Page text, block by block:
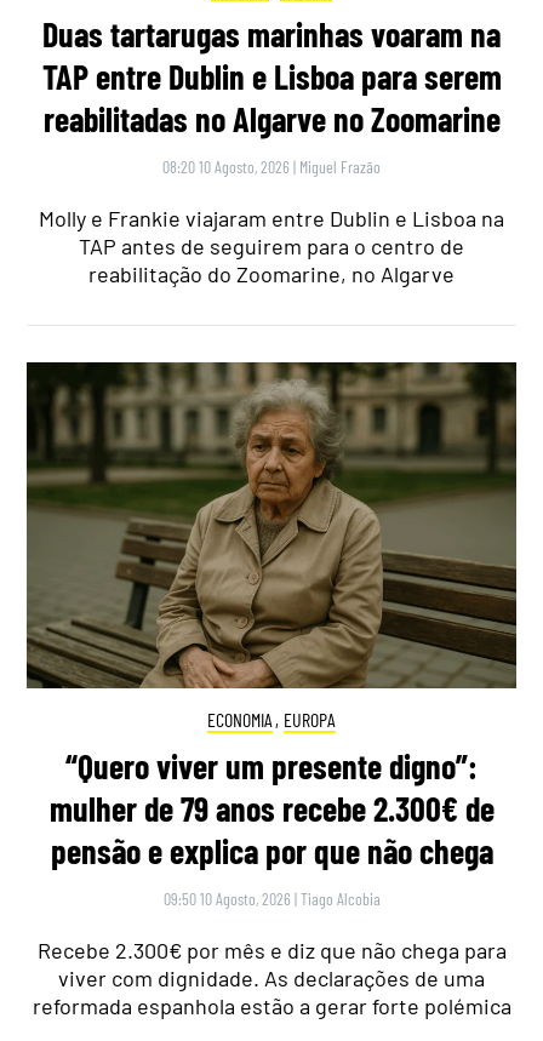
Duas tartarugas marinhas voaram na
TAP entre Dublin e Lisboa para serem
reabilitadas no Algarve no Zoomarine
08:20 10 Agosto, 2026 | Miguel Frazão
Molly e Frankie viajaram entre Dublin e Lisboa na
TAP antes de seguirem para o centro de
reabilitação do Zoomarine, no Algarve
ECONOMIA , EUROPA
“Quero viver um presente digno”:
mulher de 79 anos recebe 2.300€ de
pensão e explica por que não chega
09:50 10 Agosto, 2026 |Tiago Alcobia
Recebe 2.300€ por mês e diz que não chega para
viver com dignidade. As declarações de uma
reformada espanhola estão a gerar forte polémica